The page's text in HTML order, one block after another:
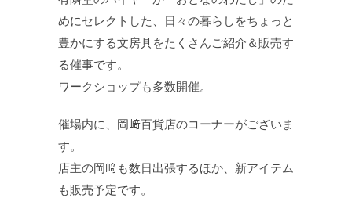
めにセレクトした、日々の暮らしをちょっと
豊かにする文房具をたくさんご紹介＆販売す
る催事です。
ワークショップも多数開催。
催場内に、岡﨑百貨店のコーナーがございま
す。
店主の岡﨑も数日出張するほか、新アイテム
も販売予定です。